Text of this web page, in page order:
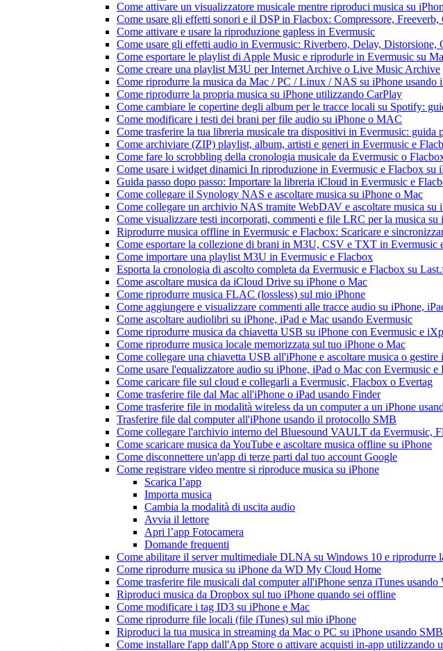
Come attivare un visualizzatore musicale mentre riproduci musica su
Come usare gli effetti sonori e il DSP in Flacbox: Compressore,
Come attivare e usare la riproduzione gapless in Evermusic
Come usare gli effetti audio in Evermusic: Riverbero, Delay, Distorsione,
Come esportare le playlist di Apple Music e riprodurle in Evermusic su
Come creare una playlist M3U per Internet Archive o Live Music Archive
Come riprodurre la musica da Mac / PC / Linux / NAS su iPhone
Come riprodurre la propria musica su iPhone utilizzando CarPlay
Come cambiare le copertine degli album per le tracce locali su Spotify:
Come modificare i testi dei brani per file audio su iPhone o MAC
Come trasferire la tua libreria musicale tra dispositivi in Evermusic: guida
Come archiviare (ZIP) playlist, album, artisti e generi in Evermusic e
Come fare lo scrobbling della cronologia musicale da Evermusic o
Come usare i widget dinamici In riproduzione in Evermusic e Flacbox su
Guida passo dopo passo: Importare la libreria iCloud in Evermusic e
Come collegare il Synology NAS e ascoltare musica su iPhone o Mac
Come collegare un archivio NAS tramite WebDAV e ascoltare musica su
Come visualizzare testi incorporati, commenti e file LRC per la musica su
Riprodurre musica offline in Evermusic e Flacbox: Scaricare e
Come esportare la collezione di brani in M3U, CSV e TXT in Evermusic
Come importare una playlist M3U in Evermusic e Flacbox
Esporta la cronologia di ascolto completa da Evermusic e Flacbox su
Come ascoltare musica da iCloud Drive su iPhone o Mac
Come riprodurre musica FLAC (lossless) sul mio iPhone
Come aggiungere e visualizzare commenti alle tracce audio su iPhone,
Come ascoltare audiolibri su iPhone, iPad e Mac usando Evermusic
Come riprodurre musica da chiavetta USB su iPhone con Evermusic e
Come riprodurre musica locale memorizzata sul tuo iPhone o Mac
Come collegare una chiavetta USB all'iPhone e ascoltare musica o gestire
Come usare l'equalizzatore audio su iPhone, iPad o Mac con Evermusic e
Come caricare file sul cloud e collegarli a Evermusic, Flacbox o Evertag
Come trasferire file dal Mac all'iPhone o iPad usando Finder
Come trasferire file in modalità wireless da un computer a un iPhone
Trasferire file dal computer all'iPhone usando il protocollo SMB
Come collegare l'archivio interno del Bluesound VAULT da Evermusic,
Come scaricare musica da YouTube e ascoltare musica offline su iPhone
Come disconnettere un'app di terze parti dal tuo account Google
Come registrare video mentre si riproduce musica su iPhone
Scarica l’app
Importa musica
Cambia la modalità di uscita audio
Avvia il lettore
Apri l’app Fotocamera
Domande frequenti
Come abilitare il server multimediale DLNA su Windows 10 e riprodurre
Come riprodurre musica su iPhone da WD My Cloud Home
Come trasferire file musicali dal computer all'iPhone senza iTunes
Riproduci musica da Dropbox sul tuo iPhone quando sei offline
Come modificare i tag ID3 su iPhone e Mac
Come riprodurre file locali (file iTunes) sul mio iPhone
Riproduci la tua musica in streaming da Mac o PC su iPhone usando SMB
Come installare l'app dall'App Store o attivare acquisti in-app utilizzando